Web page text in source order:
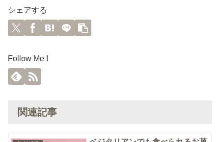
シェアする
Follow Me !
関連記事